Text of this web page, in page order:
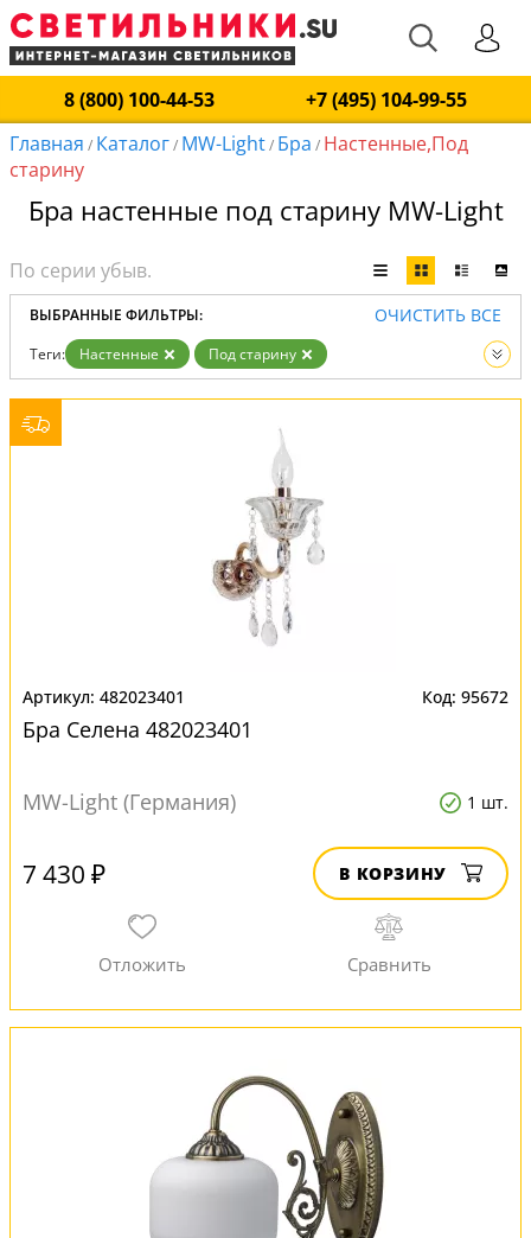
8 (800) 100-44-53
+7 (495) 104-99-55
Главная / Каталог/ MW-Light/ Бра / Настенные,Под
старину
Бра настенные под старину MW-Light
ВЫБРАННЫЕ ФИЛЬТРЫ: ОЧИСТИТЬ ВСЕ
Теги: Настенные
Под старину
Производитель:
MW-Light Вид: Бра
482023401 95672
Бра Селена 482023401
MW-Light (Германия) 1 шт.
7 430 ₽ В КОРЗИНУ